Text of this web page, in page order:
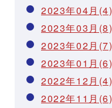
2023年04月(4)
2023年03月(8)
2023年02月(7)
2023年01月(6)
2022年12月(4)
2022年11月(6)